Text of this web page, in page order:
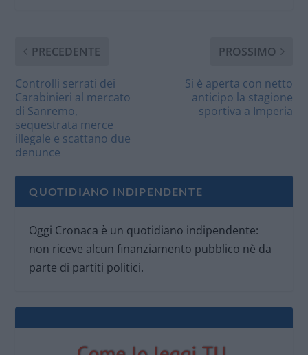
PRECEDENTE
Controlli serrati dei
Carabinieri al mercato
di Sanremo,
sequestrata merce
illegale e scattano due
denunce
PROSSIMO
Si è aperta con netto
anticipo la stagione
sportiva a Imperia
QUOTIDIANO INDIPENDENTE
Oggi Cronaca è un quotidiano indipendente:
non riceve alcun finanziamento pubblico nè da
parte di partiti politici.